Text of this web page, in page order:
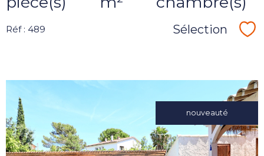
Réf : 489 Sélection
nouveauté
voir le